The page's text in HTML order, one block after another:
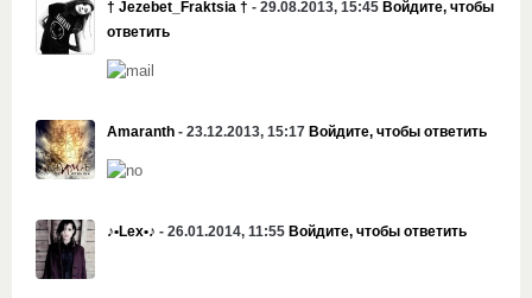
† Jezebet_Fraktsia † - 29.08.2013, 15:45 Войдите, чтобы
ответить
Amaranth - 23.12.2013, 15:17 Войдите, чтобы ответить
♪•Lex•♪ - 26.01.2014, 11:55 Войдите, чтобы ответить